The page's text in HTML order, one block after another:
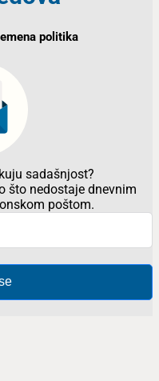
politika
sadašnjost?
što nedostaje dnevnim
poštom.